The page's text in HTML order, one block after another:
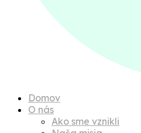
Domov
O nás
Ako sme vznikli